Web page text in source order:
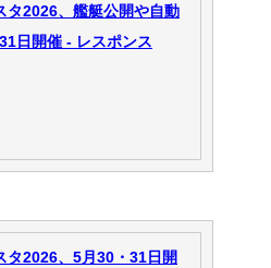
タ2026、艦艇公開や自動
日開催 - レスポンス
タ2026、5月30・31日開